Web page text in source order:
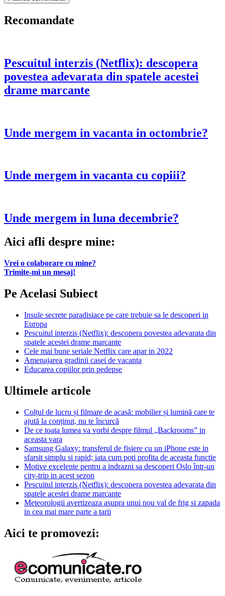
Recomandate
Pescuitul interzis (Netflix): descopera
povestea adevarata din spatele acestei
drame marcante
Unde mergem in vacanta in octombrie?
Unde mergem in vacanta cu copiii?
Unde mergem in luna decembrie?
Aici afli despre mine:
Vrei o colaborare cu mine?
Trimite-mi un mesaj!
Pe Acelasi Subiect
Insule secrete paradisiace pe care trebuie sa le descoperi in
Europa
Pescuitul interzis (Netflix): descopera povestea adevarata din
spatele acestei drame marcante
Cele mai bune seriale Netflix care apar in 2022
Amenajarea gradinii casei de vacanta
Educarea copiilor prin pedepse
Ultimele articole
Colțul de lucru și filmare de acasă: mobilier și lumină care te
ajută la conținut, nu te încurcă
De ce toata lumea va vorbi despre filmul „Backrooms” in
aceasta vara
Samsung Galaxy: transferul de fisiere cu un iPhone este in
sfarsit simplu si rapid; iata cum poti profita de aceasta functie
Motive excelente pentru a indrazni sa descoperi Oslo într-un
city-trip in acest sezon
Pescuitul interzis (Netflix): descopera povestea adevarata din
spatele acestei drame marcante
Meteorologii avertizeaza asupra unui nou val de frig si zapada
in cea mai mare parte a tarii
Aici te promovezi: